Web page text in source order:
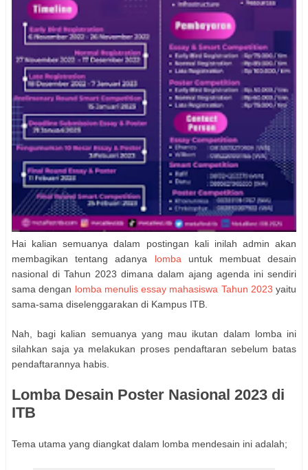
Hai kalian semuanya dalam postingan kali inilah admin akan
membagikan tentang adanya lombauntuk membuat desain
nasional di Tahun 2023 dimana dalam ajang agenda ini sendiri
sama dengan lomba menulis essay mahasiswa Tahun 2023 yaitu
sama-sama diselenggarakan di Kampus ITB.
Nah, bagi kalian semuanya yang mau ikutan dalam lomba ini
silahkan saja ya melakukan proses pendaftaran sebelum batas
pendaftarannya habis.
Lomba Desain Poster Nasional 2023 di
ITB
Tema utama yang diangkat dalam lomba mendesain ini adalah;